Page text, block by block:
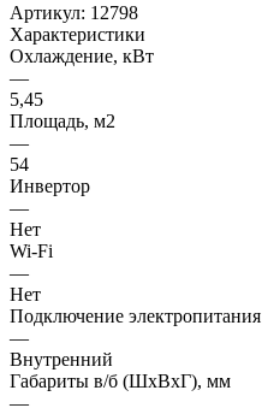
Артикул: 12798
Характеристики
Охлаждение, кВт
—
5,45
Площадь, м2
—
54
Инвертор
—
Нет
Wi-Fi
—
Нет
Подключение электропитания
—
Внутренний
Габариты в/б (ШхВхГ), мм
—